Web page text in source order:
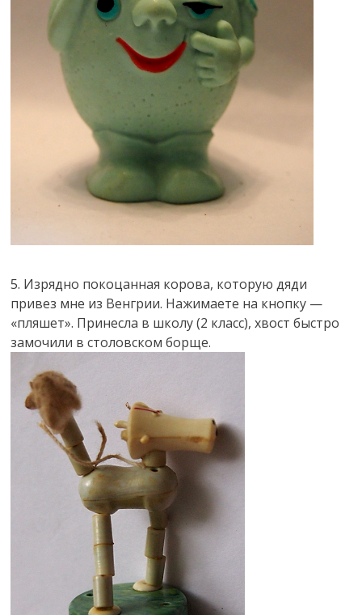
5. Изрядно покоцанная корова, которую дяди
привез мне из Венгрии. Нажимаете на кнопку —
«пляшет». Принесла в школу (2 класс), хвост быстро
замочили в столовском борще.